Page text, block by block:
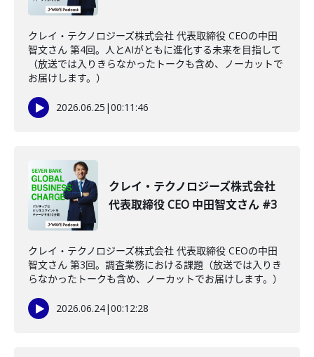
クレイ・テクノロジーズ株式会社 代表取締役 CEOの中田
智文さん 第4回。人とAIがともに進化する未来を目指して
（放送では入りきらなかったトークも含め、ノーカットで
お届けします。）
2026.06.25 |00:11:46
クレイ・テクノロジーズ株式会社
代表取締役 CEO 中田智文さん #3
クレイ・テクノロジーズ株式会社 代表取締役 CEOの中田
智文さん 第3回。調査業務における課題（放送では入りき
らなかったトークも含め、ノーカットでお届けします。）
2026.06.24|00:12:28